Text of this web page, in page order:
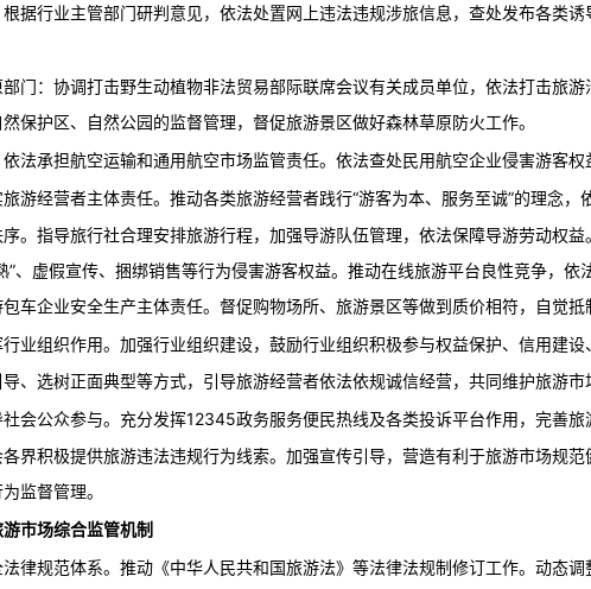
据行业主管部门研判意见，依法处置网上违法违规涉旅信息，查处发布各类
门：协调打击野生动植物非法贸易部际联席会议有关成员单位，依法打击旅
保护区、自然公园的监督管理，督促旅游景区做好森林草原防火工作。
法承担航空运输和通用航空市场监管责任。依法查处民用航空企业侵害游客权
旅游经营者主体责任。 推动各类旅游经营者践行“游客为本、服务至诚”的理念
。指导旅行社合理安排旅游行程，加强导游队伍管理，依法保障导游劳动权
”、虚假宣传、捆绑销售等行为侵害游客权益。推动在线旅游平台良性竞争，
车企业安全生产主体责任。督促购物场所、旅游景区等做到质价相符，自觉抵
行业组织作用。 加强行业组织建设，鼓励行业组织积极参与权益保护、信用建
、选树正面典型等方式，引导旅游经营者依法依规诚信经营，共同维护旅游市
社会公众参与。 充分发挥12345政务服务便民热线及各类投诉平台作用，完善
界积极提供旅游违法违规行为线索。加强宣传引导，营造有利于旅游市场规
监督管理。
市场综合监管机制
法律规范体系。 推动《中华人民共和国旅游法》等法律法规制修订工作。动态